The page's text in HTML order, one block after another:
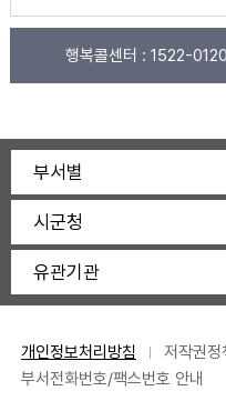
행복콜센터 : 1522-0120
부서별
시군청
유관기관
개인정보처리방침 저작권정
부서전화번호/팩스번호 안내